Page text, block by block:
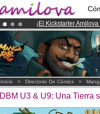
¡ El Kickstarter
¡Conviertete en
¡Ya tenemos 134393
Inicio > Directorio De Cómics >
DBM U3 & U9: Una Tierra